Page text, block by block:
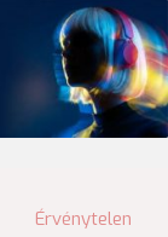
Érvénytelen